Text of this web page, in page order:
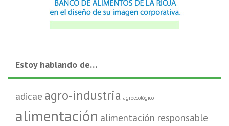
Estoy hablando de…
adicae agro-industria agroecológico
alimentación alimentación responsable